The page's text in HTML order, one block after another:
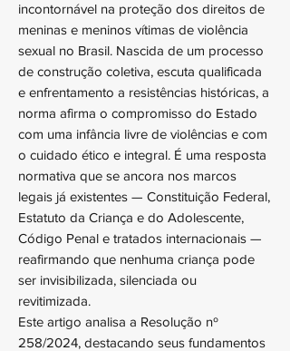
incontornável na proteção dos direitos de
meninas e meninos vítimas de violência
sexual no Brasil. Nascida de um processo
de construção coletiva, escuta qualificada
e enfrentamento a resistências históricas, a
norma afirma o compromisso do Estado
com uma infância livre de violências e com
o cuidado ético e integral. É uma resposta
normativa que se ancora nos marcos
legais já existentes — Constituição Federal,
Estatuto da Criança e do Adolescente,
Código Penal e tratados internacionais —
reafirmando que nenhuma criança pode
ser invisibilizada, silenciada ou
revitimizada.
Este artigo analisa a Resolução nº
258/2024, destacando seus fundamentos